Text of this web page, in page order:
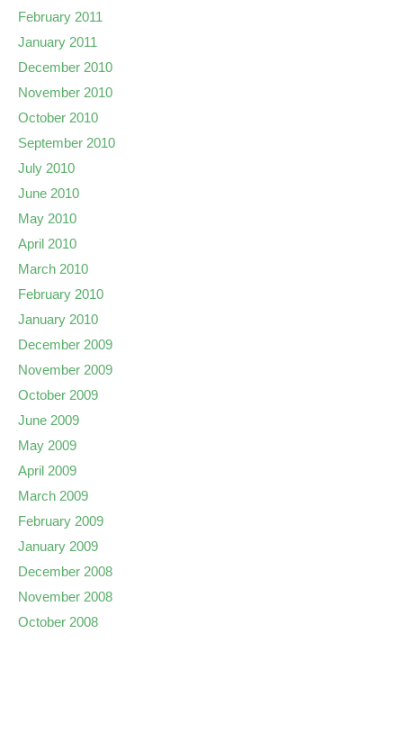
February 2011
January 2011
December 2010
November 2010
October 2010
September 2010
July 2010
June 2010
May 2010
April 2010
March 2010
February 2010
January 2010
December 2009
November 2009
October 2009
June 2009
May 2009
April 2009
March 2009
February 2009
January 2009
December 2008
November 2008
October 2008